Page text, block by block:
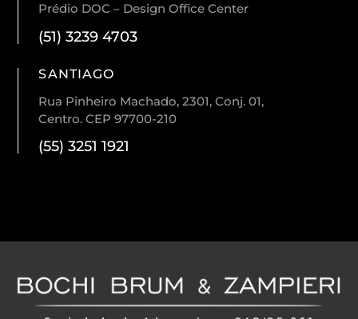
Prédio DOC – Design Office Center
(51) 3239 4703
SANTIAGO
Rua Pinheiro Machado, 2301, Conj. 01,
Centro. CEP 97700-210
(55) 3251 1921